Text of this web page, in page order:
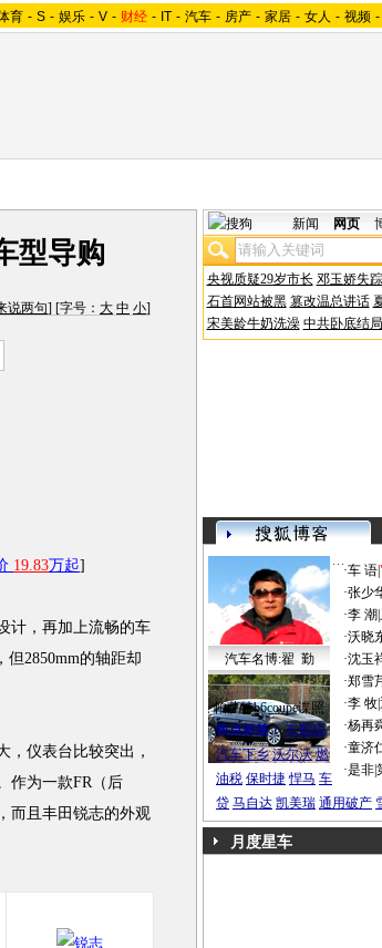
育 - S - 娱乐 - V - 财经 - IT - 汽车 - 房产 - 家居 - 女人 - 视频 -
型导购
说两句] [字号： 大 中 小]
19.83万起]
计，再加上流畅的车
但2850mm的轴距却
仪表台比较突出，
作为一款FR（后
而且丰田锐志的外观
新闻 网页
央视质疑29岁市长 邓玉娇失踪
石首网站被黑 篡改温总讲话
宋美龄牛奶洗澡 中共卧底结局
汽车名博:翟 勤
帕萨特b6coupe谍照
·车 语|
·张少
·李 潮
·沃晓
·沈玉
·郑雪
·李 牧|
·杨再
·童济
·是非|
热点标签： 车船税
汽车下乡 沃尔沃 燃
油税 保时捷 悍马 车
贷 马自达 凯美瑞 通用破产
月度星车